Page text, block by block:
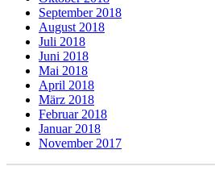
September 2018
August 2018
Juli 2018
Juni 2018
Mai 2018
April 2018
März 2018
Februar 2018
Januar 2018
November 2017